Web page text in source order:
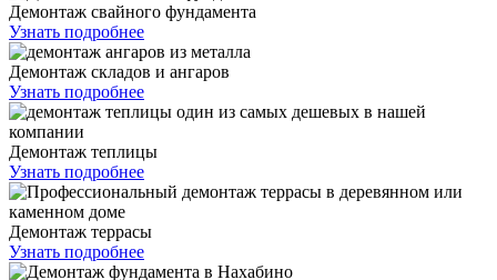
Демонтаж свайного фундамента
Узнать подробнее
Демонтаж складов и ангаров
Узнать подробнее
Демонтаж теплицы
Узнать подробнее
Демонтаж террасы
Узнать подробнее